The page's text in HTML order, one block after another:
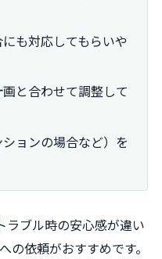
も対応してもらいや
と合わせて調整して
ョンの場合など）を
ラブル時の安心感が違い
の依頼がおすすめです。